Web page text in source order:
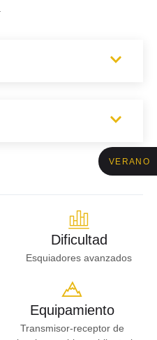
VERANO
Dificultad
Esquiadores avanzados
Equipamiento
Transmisor-receptor de